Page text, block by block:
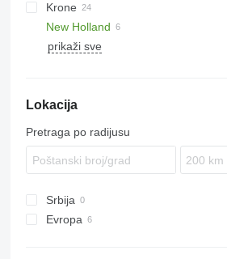
Orbis
Champion
Krone
EasyCollect
Easycut
New Holland
Profi Cut
prikaži sve
Lokacija
Pretraga po radijusu
Srbija
Evropa